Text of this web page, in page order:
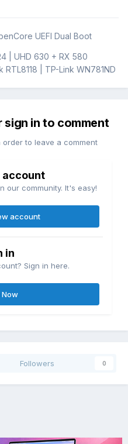
UEFI Dual Boot
| UHD 630 + RX 580
| TP-Link WN781ND
sign in to comment
to leave a comment
account
our community. It's easy!
account
in
Sign in here.
Now
Followers 0